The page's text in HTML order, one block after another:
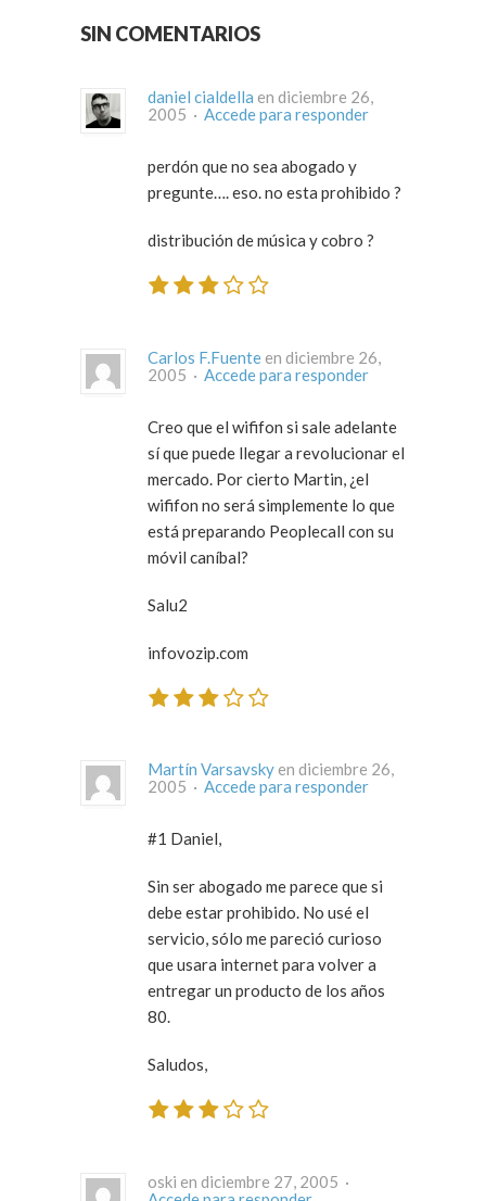
SIN COMENTARIOS
daniel cialdella en diciembre 26,
2005 · Accede para responder
perdón que no sea abogado y
pregunte…. eso. no esta prohibido ?
distribución de música y cobro ?
Carlos F.Fuente en diciembre 26,
2005 · Accede para responder
Creo que el wififon si sale adelante
sí que puede llegar a revolucionar el
mercado. Por cierto Martin, ¿el
wififon no será simplemente lo que
está preparando Peoplecall con su
móvil caníbal?
Salu2
infovozip.com
Martín Varsavsky en diciembre 26,
2005 · Accede para responder
#1 Daniel,
Sin ser abogado me parece que si
debe estar prohibido. No usé el
servicio, sólo me pareció curioso
que usara internet para volver a
entregar un producto de los años
80.
Saludos,
oski en diciembre 27, 2005 ·